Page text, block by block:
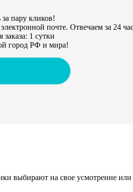
пару кликов!
почте. Отвечаем за 24
1 сутки
город РФ и мира!
выбирают на свое усмотрение